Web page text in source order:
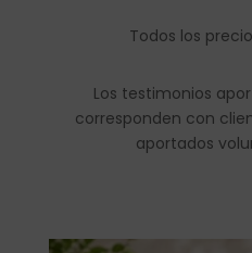
Todos los
Los testimonios
corresponden con
aportados